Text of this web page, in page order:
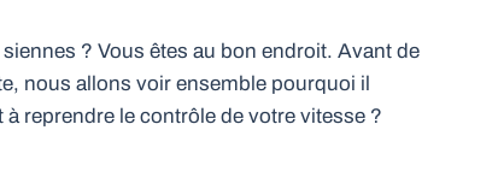
? Vous êtes au bon endroit. Avant de
nous allons voir ensemble pourquoi il
reprendre le contrôle de votre vitesse ?